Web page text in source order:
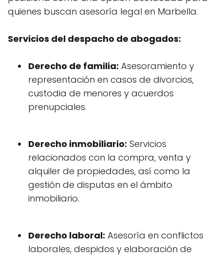
quienes buscan asesoría legal en Marbella.
Servicios del despacho de abogados:
Derecho de familia: Asesoramiento y
representación en casos de divorcios,
custodia de menores y acuerdos
prenupciales.
Derecho inmobiliario: Servicios
relacionados con la compra, venta y
alquiler de propiedades, así como la
gestión de disputas en el ámbito
inmobiliario.
Derecho laboral: Asesoría en conflictos
laborales, despidos y elaboración de